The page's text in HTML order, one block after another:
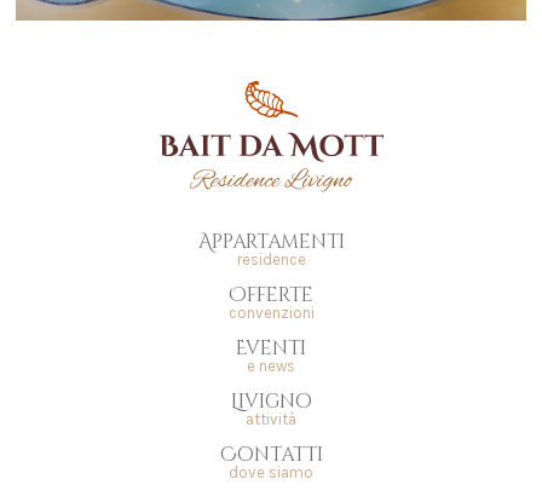
Appartamenti
residence
Offerte
convenzioni
Eventi
e news
Livigno
attività
Contatti
dove siamo